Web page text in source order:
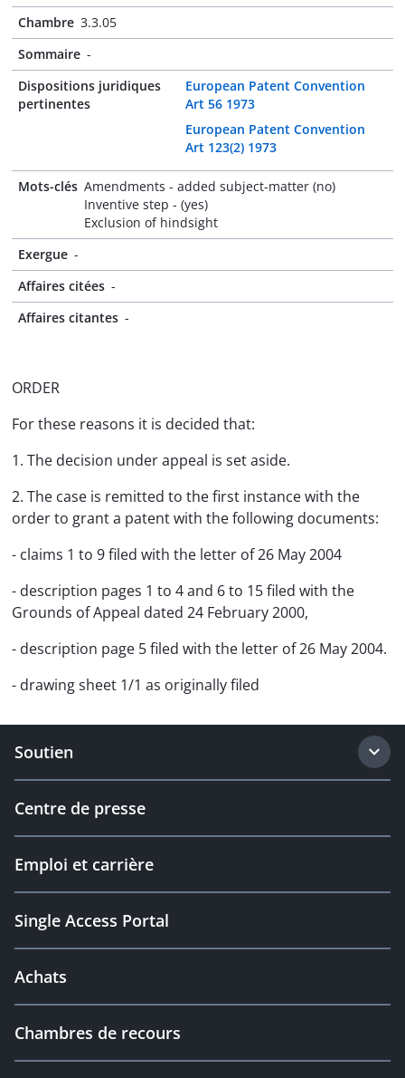
Chambre 3.3.05
Sommaire -
Dispositions juridiques
pertinentes
European Patent Convention
Art 56 1973
European Patent Convention
Art 123(2) 1973
Mots-clés Amendments - added subject-matter (no)
Inventive step - (yes)
Exclusion of hindsight
Exergue -
Affaires citées -
Affaires citantes -
ORDER
For these reasons it is decided that:
1. The decision under appeal is set aside.
2. The case is remitted to the first instance with the
order to grant a patent with the following documents:
- claims 1 to 9 filed with the letter of 26 May 2004
- description pages 1 to 4 and 6 to 15 filed with the
Grounds of Appeal dated 24 February 2000,
- description page 5 filed with the letter of 26 May 2004.
- drawing sheet 1/1 as originally filed
Soutien
Centre de presse
Emploi et carrière
Single Access Portal
Achats
Chambres de recours